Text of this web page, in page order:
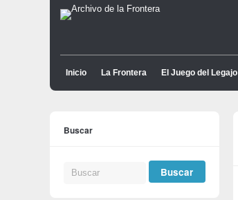
Inicio La Frontera El Juego del Legajo
Buscar